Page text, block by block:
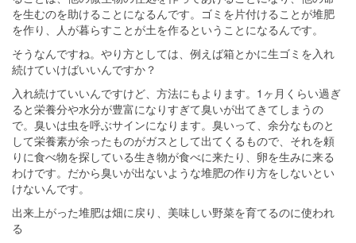
を生むのを助けることになるんです。ゴミを片付けることが堆肥
を作り、人が暮らすことが土を作るということになるんです。
そうなんですね。やり方としては、例えば箱とかに生ゴミを入れ
続けていけばいいんですか？
入れ続けていいんですけど、方法にもよります。1ヶ月くらい過ぎ
ると栄養分や水分が豊富になりすぎて臭いが出てきてしまうの
で。臭いは虫を呼ぶサインになります。臭いって、余分なものと
して栄養素が余ったものがガスとして出てくるもので、それを頼
りに食べ物を探している生き物が食べに来たり、卵を生みに来る
わけです。だから臭いが出ないような堆肥の作り方をしないとい
けないんです。
出来上がった堆肥は畑に戻り、美味しい野菜を育てるのに使われ
る